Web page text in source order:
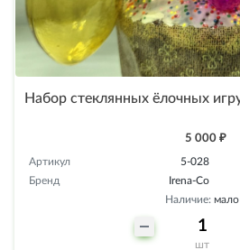
5 000 ₽
Артикул
5-028
Бренд
Irena-Co
Наличие: мало
шт